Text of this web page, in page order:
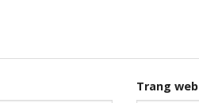
Trang web